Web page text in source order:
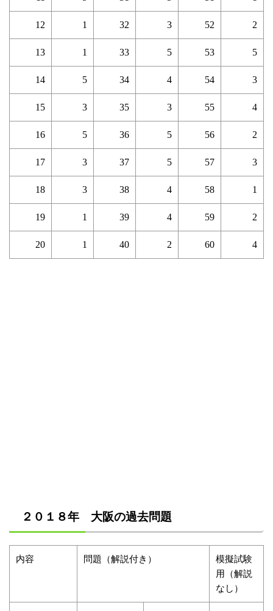
12 1 32 3 52 2
13 1 33 5 53 5
14 5 34 4 54 3
15 3 35 3 55 4
16 5 36 5 56 2
17 3 37 5 57 3
18 3 38 4 58 1
19 1 39 4 59 2
20 1 40 2 60 4
２０１８年 大阪の過去問題
内容 問題（解説付き）
模擬試験
用（解説
なし）